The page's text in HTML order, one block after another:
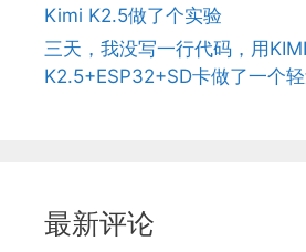
Kimi K2.5做了个实验
三天，我没写一行代码，用KIMI
K2.5+ESP32+SD卡做了一个
最新评论